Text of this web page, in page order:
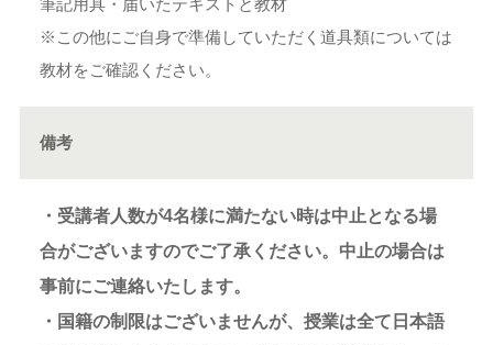
筆記用具・届いたテキストと教材
※この他にご自身で準備していただく道具類については
教材をご確認ください。
備考
・受講者人数が4名様に満たない時は中止となる場
合がございますのでご了承ください。中止の場合は
事前にご連絡いたします。
・国籍の制限はございませんが、授業は全て日本語